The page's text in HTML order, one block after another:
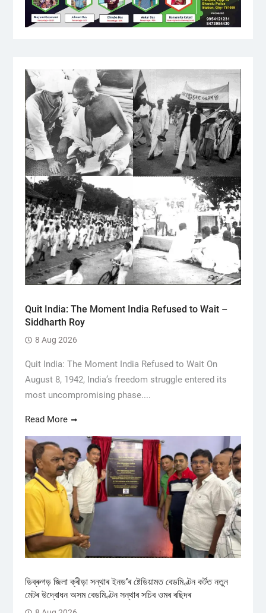
Quit India: The Moment India Refused to Wait –
Siddharth Roy
8 Aug 2026
Quit India: The Moment India Refused to Wait On
August 8, 1942, India’s freedom struggle entered its
most uncompromising phase....
Read More
ডিব্ৰুগড় জিলা ক্ৰীড়া সন্থাৰ ইনড’ৰ ষ্টেডিয়ামত বেডমিণ্টন কৰ্টত নতুন
মেটৰ উদ্বোধন অসম বেডমিণ্টন সন্থাৰ সচিব ওমৰ ৰছিদৰ